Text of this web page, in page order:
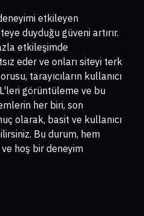
etkileyen
duyduğu güveni artırır.
etkileşimde
eder ve onları siteyi terk
tarayıcıların kullanıcı
görüntüleme ve bu
her biri, son
olarak, basit ve kullanıcı
Bu durum, hem
hoş bir deneyim